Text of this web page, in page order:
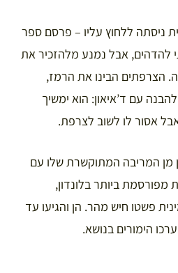
ללחוץ עליו – פרסם ספר
להדהים, אבל נמנע מלהזכיר את
הצרפתים הבינו את הרמז,
עם ד’איאון: הוא ימשיך
אסור לו לשוב לצרפת.
מן המריבה המתוקשרת שלו עם
ביותר בלונדון,
פשטו חיש מהר. הן והגיעו עד
הימורים בנושא.